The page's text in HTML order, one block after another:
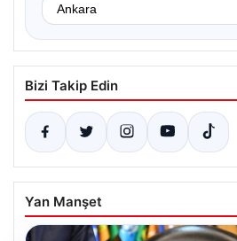
Bizi Takip Edin
Yan Manşet